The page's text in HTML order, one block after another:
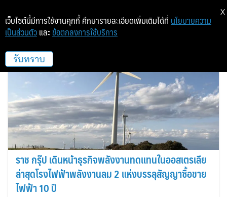
RATCH
ราช กรุ๊ป เดินหน้าธุรกิจพลังงานทดแทนในออสเตรเลีย
ล่าสุดโรงไฟฟ้าพลังงานลม 2 แห่งบรรลุสัญญาซื้อขาย
ไฟฟ้า 10 ปี
เว็บไซต์นี้มีการใช้งานคุกกี้ ศึกษารายละเอียดเพิ่มเติมได้ที่ นโยบายความ
เป็นส่วนตัว และ ข้อตกลงการใช้บริการ
รับทราบ
X